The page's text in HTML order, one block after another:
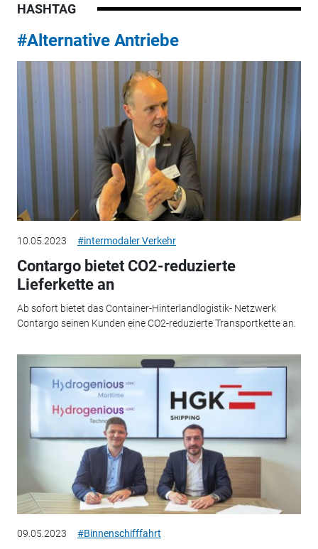
HASHTAG
#Alternative Antriebe
10.05.2023 #intermodaler Verkehr
Contargo bietet CO2-reduzierte
Lieferkette an
Ab sofort bietet das Container-Hinterlandlogistik- Netzwerk
Contargo seinen Kunden eine CO2-reduzierte Transportkette an.
09.05.2023 #Binnenschifffahrt